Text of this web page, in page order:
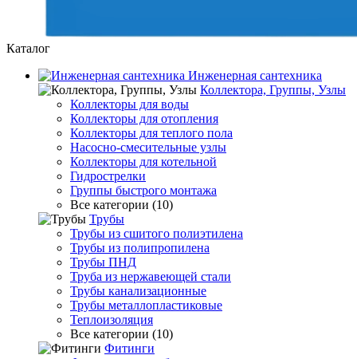
Каталог
Инженерная сантехника
Коллектора, Группы, Узлы
Коллекторы для воды
Коллекторы для отопления
Коллекторы для теплого пола
Насосно-смесительные узлы
Коллекторы для котельной
Гидрострелки
Группы быстрого монтажа
Все категории (10)
Трубы
Трубы из сшитого полиэтилена
Трубы из полипропилена
Трубы ПНД
Труба из нержавеющей стали
Трубы канализационные
Трубы металлопластиковые
Теплоизоляция
Все категории (10)
Фитинги